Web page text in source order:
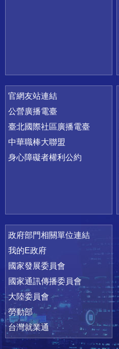
官網友站連結
公營廣播電臺
臺北國際社區廣播電臺
中華職棒大聯盟
身心障礙者權利公約
政府部門相關單位連結
我的E政府
國家發展委員會
國家通訊傳播委員會
大陸委員會
勞動部
台灣就業通